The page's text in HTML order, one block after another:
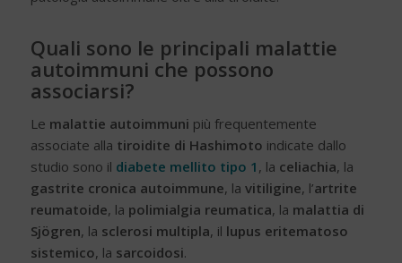
Quali sono le principali malattie
autoimmuni che possono
associarsi?
Le malattie autoimmuni più frequentemente
associate alla tiroidite di Hashimoto indicate dallo
studio sono il diabete mellito tipo 1 , la celiachia, la
gastrite cronica autoimmune, la vitiligine, l’artrite
reumatoide, la polimialgia reumatica, la malattia di
Sjögren, la sclerosi multipla, il lupus eritematoso
sistemico, la sarcoidosi.